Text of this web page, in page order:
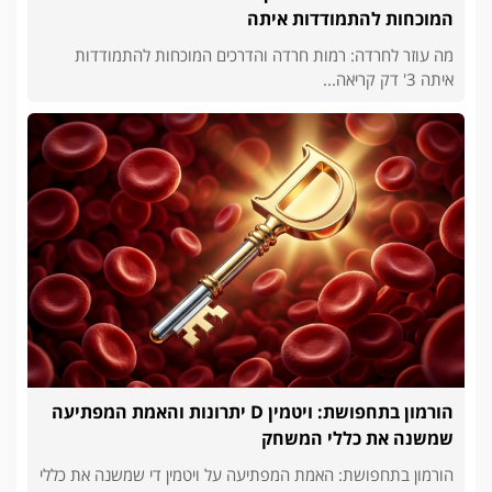
המוכחות להתמודדות איתה
מה עוזר לחרדה: רמות חרדה והדרכים המוכחות להתמודדות
איתה 3' דק קריאה...
הורמון בתחפושת: ויטמין D יתרונות והאמת המפתיעה
שמשנה את כללי המשחק
הורמון בתחפושת: האמת המפתיעה על ויטמין די שמשנה את כללי